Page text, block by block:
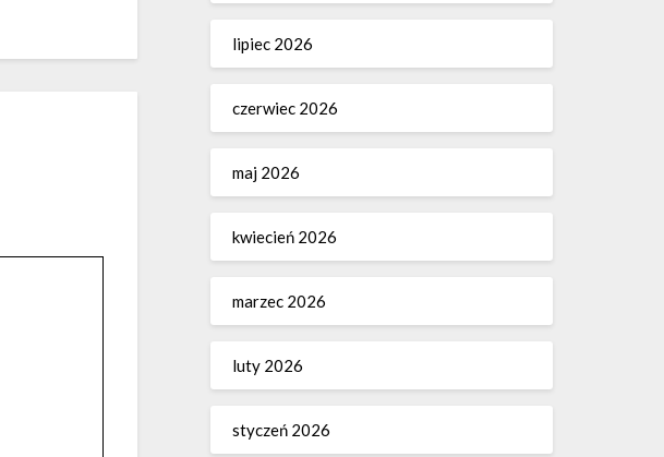
lipiec 2026
czerwiec 2026
maj 2026
kwiecień 2026
marzec 2026
luty 2026
styczeń 2026